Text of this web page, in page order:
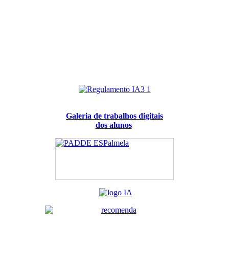
Galeria de trabalhos digitais
dos alunos